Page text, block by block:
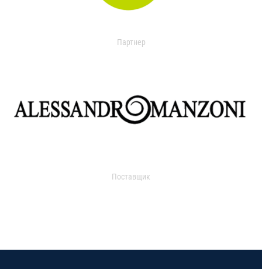
Партнер
Поставщик